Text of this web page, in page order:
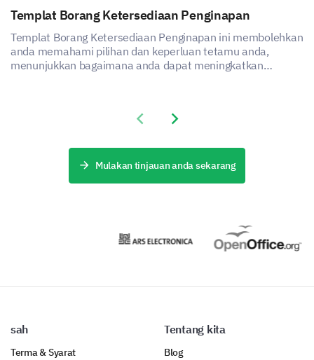
Templat Borang Ketersediaan Penginapan
Templat Borang Ketersediaan Penginapan ini membolehkan
anda memahami pilihan dan keperluan tetamu anda,
menunjukkan bagaimana anda dapat meningkatkan
Previous slide
Next slide
Mulakan tinjauan anda sekarang
sah
Terma & Syarat
Tentang kita
Blog